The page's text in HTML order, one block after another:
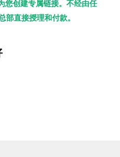
您创建专属链接。不经由任
部直接授理和付款。